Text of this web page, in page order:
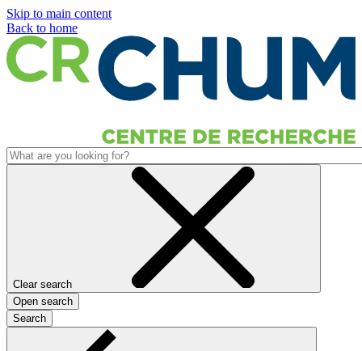
Skip to main content
Back to home
Clear search
Open search
Search